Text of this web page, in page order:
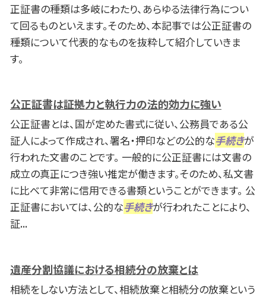
正証書の種類は多岐にわたり、あらゆる法律行為につい
て回るものといえます。そのため、本記事では公正証書の
種類について代表的なものを抜粋して紹介していきま
す。
公正証書は証拠力と執行力の法的効力に強い
公正証書とは、国が定めた書式に従い、公務員である公
証人によって作成され、署名・押印などの公的な手続きが
行われた文書のことです。 一般的に公正証書には文書の
成立の真正につき強い推定が働きます。そのため、私文書
に比べて非常に信用できる書類ということができます。 公
正証書においては、公的な手続きが行われたことにより、
証...
遺産分割協議における相続分の放棄とは
相続をしない方法として、相続放棄と相続分の放棄という